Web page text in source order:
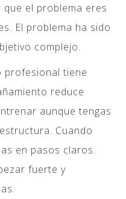
el problema eres
El problema ha sido
complejo.
profesional tiene
reduce
aunque tengas
Cuando
en pasos claros.
fuerte y